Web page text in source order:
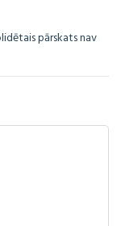
pārskats nav